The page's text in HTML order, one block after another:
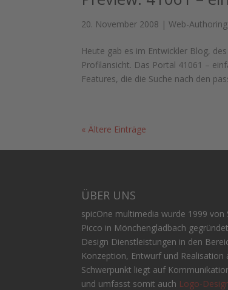
20. November 2008 |Web-Authoring
Heute gab es im Entwickler Blog,
Profilansicht. Das Portal 41061 –
Features, die die Suche nach den
« Ältere Einträge
ÜBER UNS
spicOne multimedia wurde 1999 von
Picco in Mönchengladbach
Design Dienstleistungen in den
Konzeption, Entwurf und Realisation
Schwerpunkt liegt auf
und umfasst somit auch Logo-